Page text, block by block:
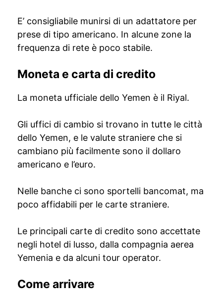
E’ consigliabile munirsi di un adattatore per
prese di tipo americano. In alcune zone la
frequenza di rete è poco stabile.
Moneta e carta di credito
La moneta ufficiale dello Yemen è il Riyal.
Gli uffici di cambio si trovano in tutte le città
dello Yemen, e le valute straniere che si
cambiano più facilmente sono il dollaro
americano e l’euro.
Nelle banche ci sono sportelli bancomat, ma
poco affidabili per le carte straniere.
Le principali carte di credito sono accettate
negli hotel di lusso, dalla compagnia aerea
Yemenia e da alcuni tour operator.
Come arrivare